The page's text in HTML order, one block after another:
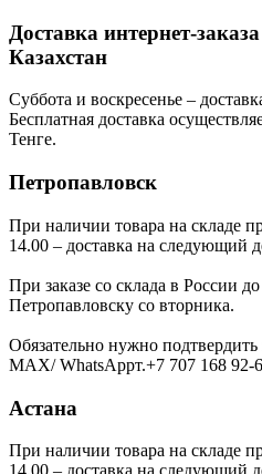
Доставка интернет-
Казахстан
Суббота и воскресенье –
Бесплатная доставка
Тенге.
Петропавловск
При наличии товара на складе
14.00 – доставка на следующий
При заказе со склада в России
Петропавловску со вторника.
Обязательно нужно
МАХ/ WhatsAppт.+7 707 168 92-
Астана
При наличии товара на складе